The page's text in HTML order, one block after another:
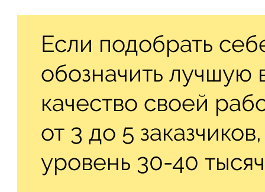
Если подобрать
обозначить лучшую
качество своей
от 3 до 5
уровень 30-40